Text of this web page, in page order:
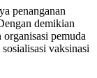
penanganan
demikian
organisasi pemuda
vaksinasi